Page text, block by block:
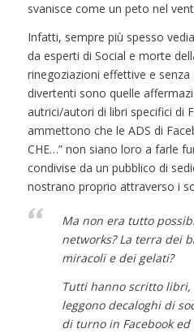
svanisce come un peto nel
Infatti, sempre più spesso
da esperti di Social e morte
rinegoziazioni effettive e senza
divertenti sono quelle
autrici/autori di libri specifici di
ammettono che le ADS di
CHE…” non siano loro a farle
condivise da un pubblico di
nostrano proprio attraverso i
Ma non era tutto
networks? La terra dei
miracoli e dei gelati?
Tutti hanno scritto libri,
leggono decaloghi di
di turno in Facebook